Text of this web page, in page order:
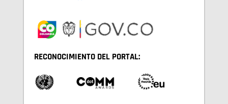
RECONOCIMIENTO DEL PORTAL: